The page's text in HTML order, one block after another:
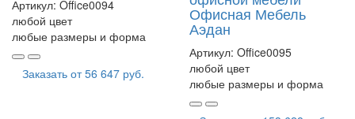
Артикул: Office0094
любой цвет
любые размеры и форма
Заказать от56 647 руб.
Офисная Мебель
Аэдан
Артикул: Office0095
любой цвет
любые размеры и форма